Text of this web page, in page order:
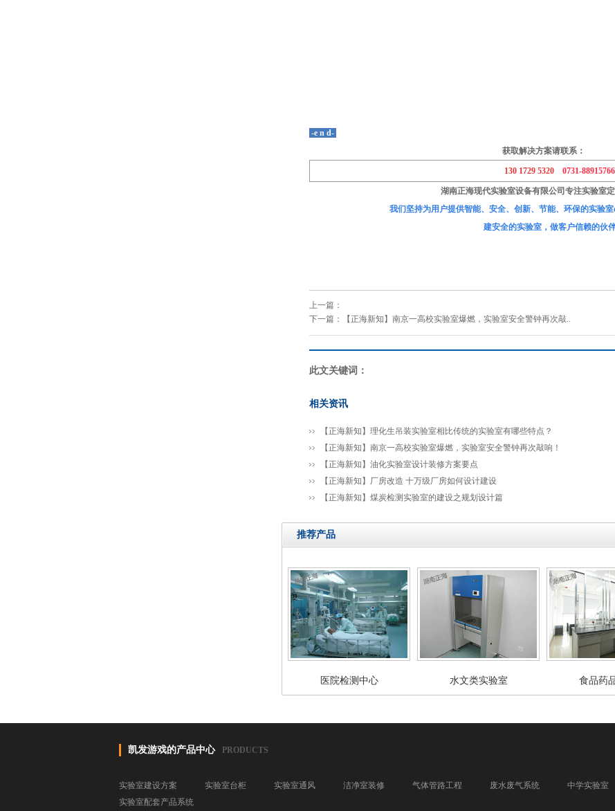
-e n d-
获取解决方案请联系：
130 1729 53200731-88915766
湖南正海现代实验室设备有限公司专注实验室
我们坚持为用户提供智能、安全、创新、节能、环保的实验室
建安全的实验室，做客户信赖的伙伴
上一篇：
下一篇：
【正海新知】南京一高校实验室爆燃，实验室安全警钟再次敲..
此文关键词：
相关资讯
【正海新知】理化生吊装实验室相比传统的实验室有哪些特点？
【正海新知】南京一高校实验室爆燃，实验室安全警钟再次敲响！
【正海新知】油化实验室设计装修方案要点
【正海新知】厂房改造 十万级厂房如何设计建设
【正海新知】煤炭检测实验室的建设之规划设计篇
推荐产品
医院检测中心 水文类实验室 食品药
凯发游戏的产品中心 PRODUCTS
实验室建设方案 实验室台柜 实验室通风 洁净室装修 气体管路工程 废水废气系统
中学实验室
实验室配套产品系统